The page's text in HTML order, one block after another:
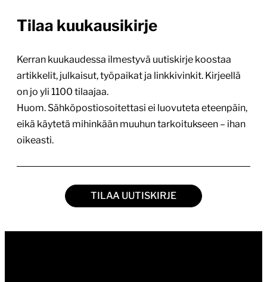
Tilaa kuukausikirje
Kerran kuukaudessa ilmestyvä uutiskirje koostaa
artikkelit, julkaisut, työpaikat ja linkkivinkit. Kirjeellä
on jo yli 1100 tilaajaa.
Huom. Sähköpostiosoitettasi ei luovuteta eteenpäin,
eikä käytetä mihinkään muuhun tarkoitukseen – ihan
oikeasti.
TILAA UUTISKIRJE